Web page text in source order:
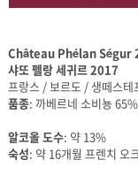
Château Phélan Ségur
샤또 펠랑 세귀르 2017
프랑스 / 보르도 / 생떼스
품종: 까베르네 소비뇽
알코올 도수: 약 13%
숙성: 약 16개월 프렌치 오